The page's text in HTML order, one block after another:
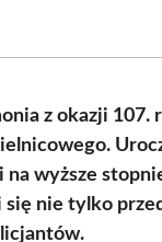
z okazji
wyższe
się nie tylko